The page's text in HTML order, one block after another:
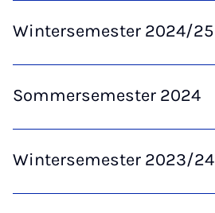
Wintersemester 2024/25
Sommersemester 2024
Wintersemester 2023/24